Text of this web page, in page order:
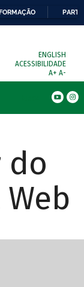
ENGLISH
ACESSIBILIDADE
A+ A-
do